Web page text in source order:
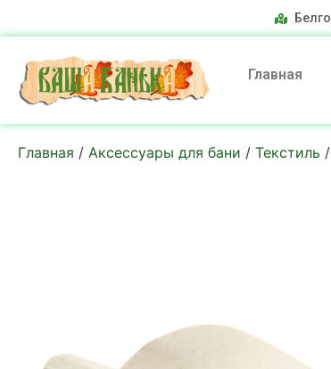
Главная
Главная / Аксессуары для бани / Текстиль /